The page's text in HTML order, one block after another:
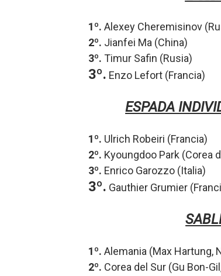
Athletes
Mundial de
Tour de Francia
Mundial de
1º. Alexey Cheremisinov
2º. Jianfei Ma (China)
3º. Timur Safin (Rusia)
3º. Enzo Lefort (Francia)
ESPADA
1º. Ulrich Robeiri (Francia)
2º. Kyoungdoo Park (Corea
3º. Enrico Garozzo (Italia)
3º. Gauthier Grumier
1º. Alemania (Max Hartung,
2º. Corea del Sur (Gu Bon-